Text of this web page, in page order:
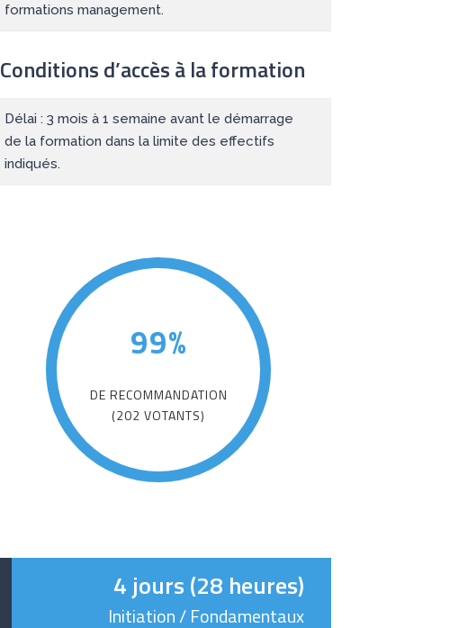
formations management.
Conditions d’accès à la formation
Délai : 3 mois à 1 semaine avant le démarrage
de la formation dans la limite des effectifs
indiqués.
99%
DE RECOMMANDATION
(202 VOTANTS)
4 jours (28 heures)
Initiation / Fondamentaux